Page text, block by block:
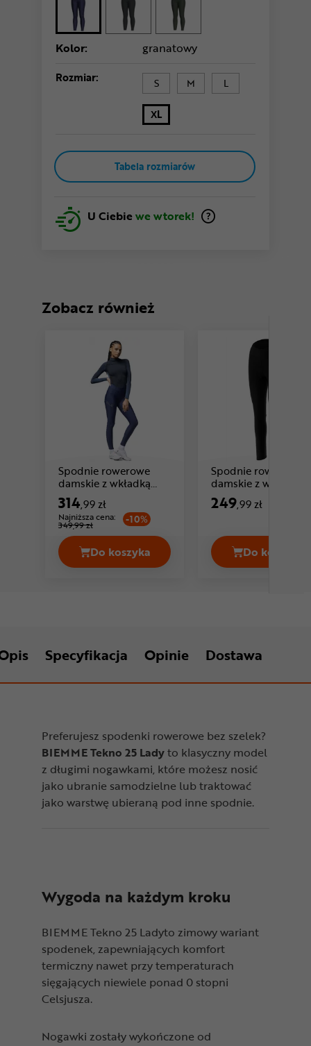
Kolor: granatowy
Rozmiar: S M L
XL
Tabela rozmiarów
U Ciebiewe wtorek!
Zobacz również
Spodnie rowerowe
damskie z wkładką
ALE CYCLING Winter
Cena: 314 ,99 zł
314,99 zł
Najniższa cena:
349,99 zł -10%
Do koszyka
Spodnie rowerowe damskie z
Spodnie rowerowe
damskie z wkładką
EYEN Alla 2.0
249,99 zł
Do koszyka
Specyfikacja Opinie Dostawa
Preferujesz spodenki rowerowe bez szelek?
BIEMME Tekno 25 Ladyto klasyczny model
z długimi nogawkami, które możesz nosić
jako ubranie samodzielne lub traktować
jako warstwę ubieraną pod inne spodnie.
Wygoda na każdym kroku
BIEMME Tekno 25 Ladyto zimowy wariant
spodenek, zapewniających komfort
termiczny nawet przy temperaturach
sięgających niewiele ponad 0 stopni
Celsjusza.
Nogawki zostały wykończone od